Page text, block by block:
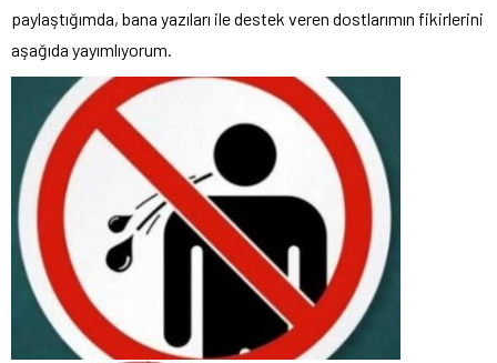
paylaştığımda, bana yazıları ile destek veren dostlarımın fikirlerini
aşağıda yayımlıyorum.